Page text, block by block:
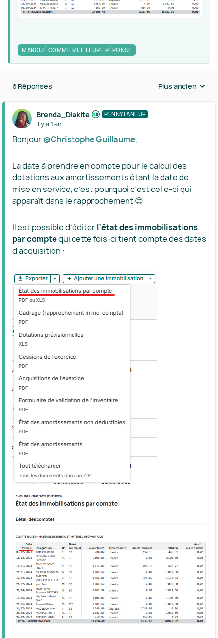
MARQUÉ COMME MEILLEURE RÉPONSE
6 Réponses Réponses triées
Plus ancien
Brenda_Diakite PENNYLANEUR
il y a 1 an
Bonjour ​@Christophe Guillaume,
La date à prendre en compte pour le calcul des
dotations aux amortissements étant la date de
mise en service, c’est pourquoi c’est celle-ci qui
apparaît dans le rapprochement 😊
Il est possible d’éditerl’état des immobilisations
par comptequi cette fois-ci tient compte des dates
d’acquisition :